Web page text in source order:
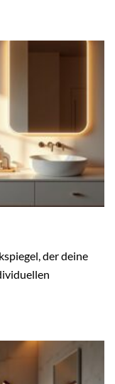
der deine